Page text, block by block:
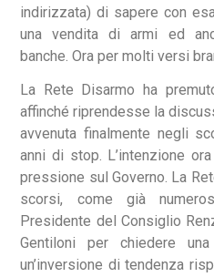
indirizzata) di sapere con
una vendita di armi ed
banche. Ora per molti versi
La Rete Disarmo ha
affinché riprendesse la
avvenuta finalmente negli
anni di stop. L’intenzione
pressione sul Governo. La
scorsi, come già
Presidente del Consiglio
Gentiloni per chiedere
un’inversione di tendenza